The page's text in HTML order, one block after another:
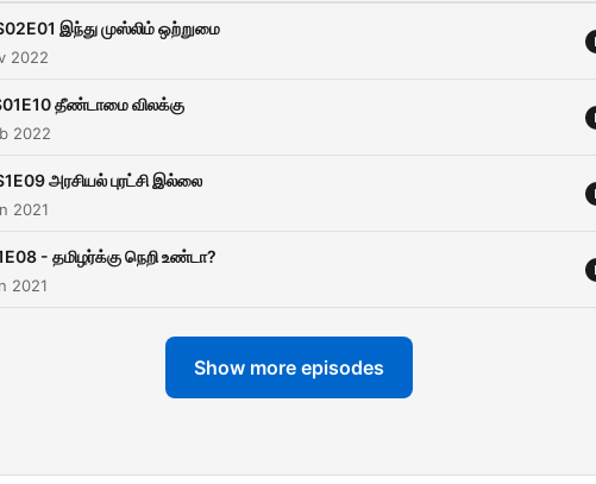
இந்து முஸ்லிம் ஒற்றுமை
2022
தீண்டாமை விலக்கு
2022
அரசியல் புரட்சி இல்லை
2021
- தமிழர்க்கு நெறி உண்டா?
2021
Show more episodes